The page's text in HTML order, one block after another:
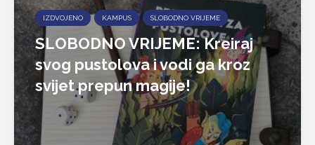
IZDVOJENO KAMPUS SLOBODNO VRIJEME
SLOBODNO VRIJEME: Kreiraj
svog pustolova i vodi ga kroz
svijet prepun magije!